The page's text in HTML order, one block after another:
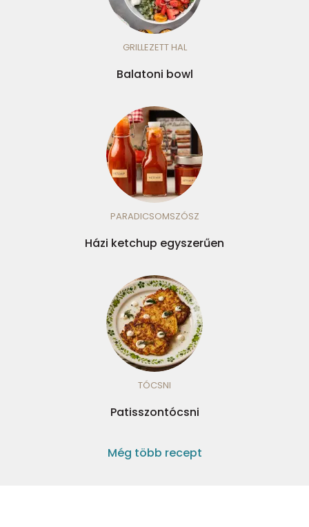
GRILLEZETT HAL
Balatoni bowl
PARADICSOMSZÓSZ
Házi ketchup egyszerűen
TÓCSNI
Patisszontócsni
Még több recept